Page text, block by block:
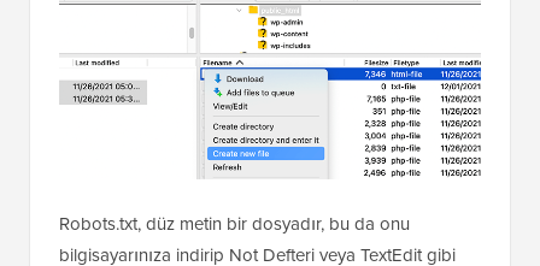
robots.txt dosyanız yoktur.
Bu durumda, devam edip bir tane oluşturabilirsiniz.